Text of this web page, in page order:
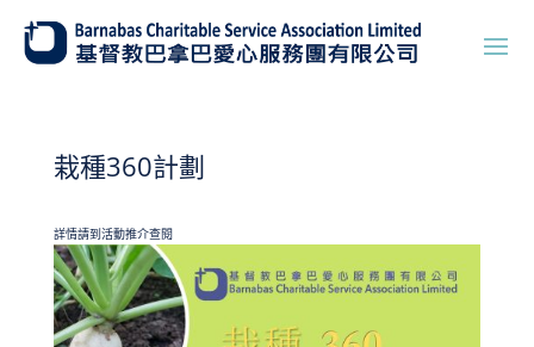
栽種360計劃
詳情請到活動推介查閱